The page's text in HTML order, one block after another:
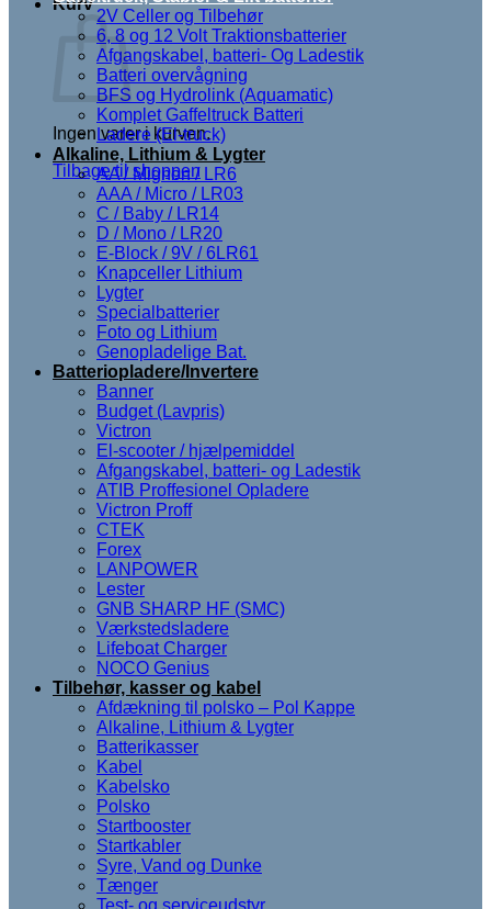
Kurv
Ingen varer i kurven.
Tilbage til shoppen
2V Celler og Tilbehør
6, 8 og 12 Volt Traktionsbatterier
Afgangskabel, batteri- Og Ladestik
Batteri overvågning
BFS og Hydrolink (Aquamatic)
Komplet Gaffeltruck Batteri
Ladere (El-truck)
Alkaline, Lithium & Lygter
AA / Mignon / LR6
AAA / Micro / LR03
C / Baby / LR14
D / Mono / LR20
E-Block / 9V / 6LR61
Knapceller Lithium
Lygter
Specialbatterier
Foto og Lithium
Genopladelige Bat.
Batteriopladere/Invertere
Banner
Budget (Lavpris)
Victron
El-scooter / hjælpemiddel
Afgangskabel, batteri- og Ladestik
ATIB Proffesionel Opladere
Victron Proff
CTEK
Forex
LANPOWER
Lester
GNB SHARP HF (SMC)
Værkstedsladere
Lifeboat Charger
NOCO Genius
Tilbehør, kasser og kabel
Afdækning til polsko – Pol Kappe
Alkaline, Lithium & Lygter
Batterikasser
Kabel
Kabelsko
Polsko
Startbooster
Startkabler
Syre, Vand og Dunke
Tænger
Test- og serviceudstyr